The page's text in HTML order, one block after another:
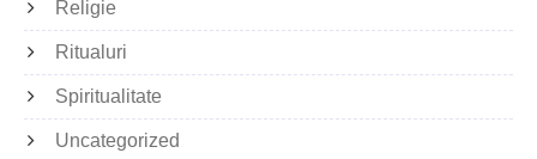
Religie
Ritualuri
Spiritualitate
Uncategorized